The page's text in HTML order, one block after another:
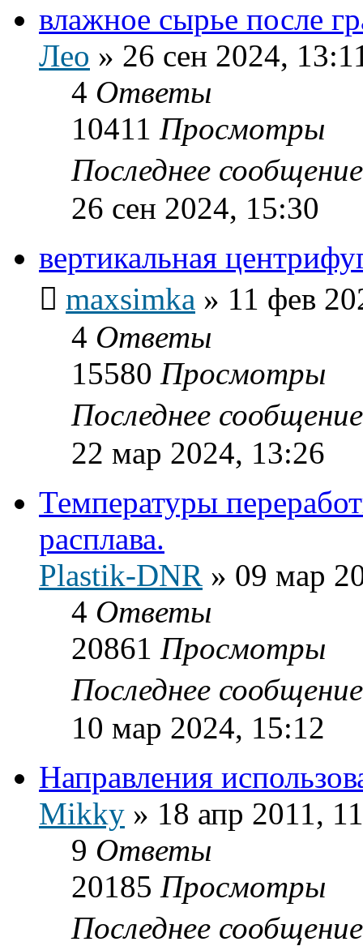
влажное сырье после
Лео » 26 сен 2024,
4 Ответы
10411 Просмотры
Последнее
26 сен 2024, 15:30
вертикальная
maxsimka » 11 фев
4 Ответы
15580 Просмотры
Последнее
22 мар 2024, 13:26
Температуры
расплава.
Plastik-DNR » 09 мар
4 Ответы
20861 Просмотры
Последнее
10 мар 2024, 15:12
Направления
Mikky » 18 апр 2011,
9 Ответы
20185 Просмотры
Последнее